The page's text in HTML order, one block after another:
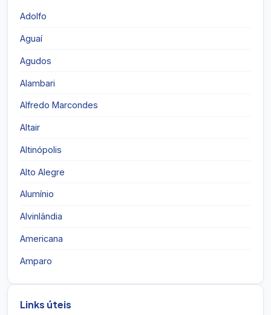
Adolfo
Aguaí
Agudos
Alambari
Alfredo Marcondes
Altair
Altinópolis
Alto Alegre
Alumínio
Alvinlândia
Americana
Amparo
Links úteis